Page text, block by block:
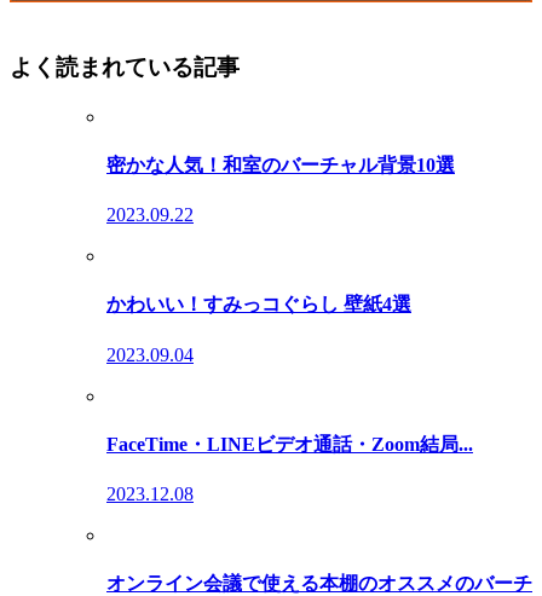
よく読まれている記事
密かな人気！和室のバーチャル背景10選
2023.09.22
かわいい！すみっコぐらし 壁紙4選
2023.09.04
FaceTime・LINEビデオ通話・Zoom結局...
2023.12.08
オンライン会議で使える本棚のオススメのバーチ